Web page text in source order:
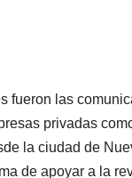
fueron las
privadas
la ciudad de
de apoyar a la